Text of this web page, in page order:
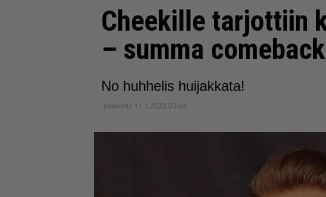
Cheekille tarjottiin
– summa
No huhhelis huijakkata!
Julkaistu: 11.1.2023 03:44